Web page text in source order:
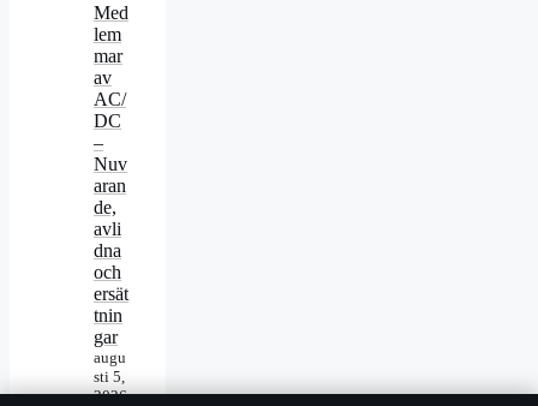
Med
lem
mar
av
AC/
DC
–
Nuv
aran
de,
avli
dna
och
ersät
tnin
gar
augu
sti 5,
2026